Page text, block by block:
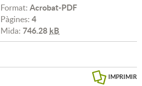
Format: Acrobat-PDF
Pàgines: 4
Mida: 746.28 kB
IMPRIMIR